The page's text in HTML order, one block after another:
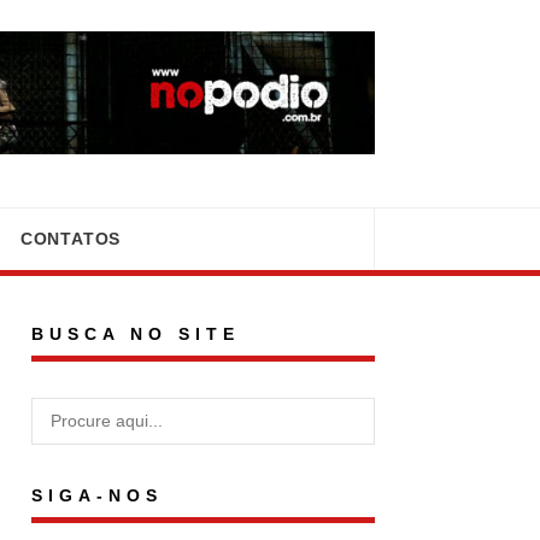
CONTATOS
BUSCA NO SITE
SIGA-NOS